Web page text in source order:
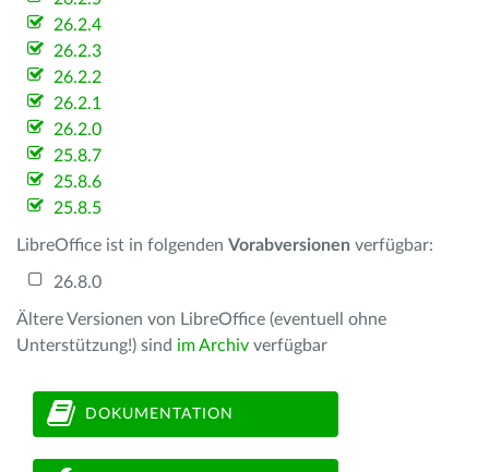
26.2.4
26.2.3
26.2.2
26.2.1
26.2.0
25.8.7
25.8.6
25.8.5
LibreOffice ist in folgenden Vorabversionen verfügbar:
26.8.0
Ältere Versionen von LibreOffice (eventuell ohne
Unterstützung!) sind im Archiv verfügbar
DOKUMENTATION